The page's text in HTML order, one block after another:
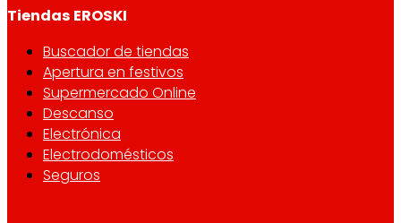
Tiendas EROSKI
Buscador de tiendas
Apertura en festivos
Supermercado Online
Descanso
Electrónica
Electrodomésticos
Seguros